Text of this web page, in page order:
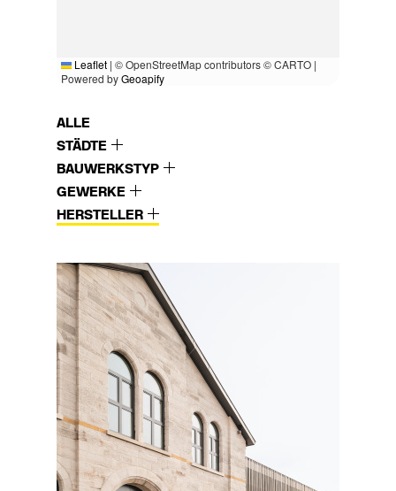
Leaflet | © OpenStreetMap contributors © CARTO |
Powered byGeoapify
ALLE
STÄDTE
BAUWERKSTYP
GEWERKE
HERSTELLER